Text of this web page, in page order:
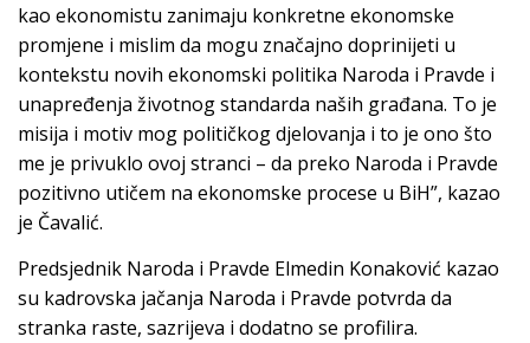
kao ekonomistu zanimaju konkretne ekonomske
promjene i mislim da mogu značajno doprinijeti u
kontekstu novih ekonomski politika Naroda i Pravde i
unapređenja životnog standarda naših građana. To je
misija i motiv mog političkog djelovanja i to je ono što
me je privuklo ovoj stranci – da preko Naroda i Pravde
pozitivno utičem na ekonomske procese u BiH”, kazao
je Čavalić.
Predsjednik Naroda i Pravde Elmedin Konaković kazao
su kadrovska jačanja Naroda i Pravde potvrda da
stranka raste, sazrijeva i dodatno se profilira.